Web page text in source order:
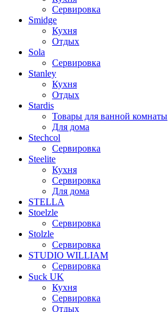
Сервировка
Smidge
Кухня
Отдых
Sola
Сервировка
Stanley
Кухня
Отдых
Stardis
Товары для ванной комнаты
Для дома
Stechcol
Сервировка
Steelite
Кухня
Сервировка
Для дома
STELLA
Stoelzle
Сервировка
Stolzle
Сервировка
STUDIO WILLIAM
Сервировка
Suck UK
Кухня
Сервировка
Отдых